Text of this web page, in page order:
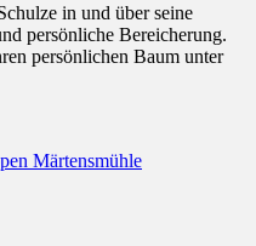
in und über seine
persönliche Bereicherung.
persönlichen Baum unter
Märtensmühle